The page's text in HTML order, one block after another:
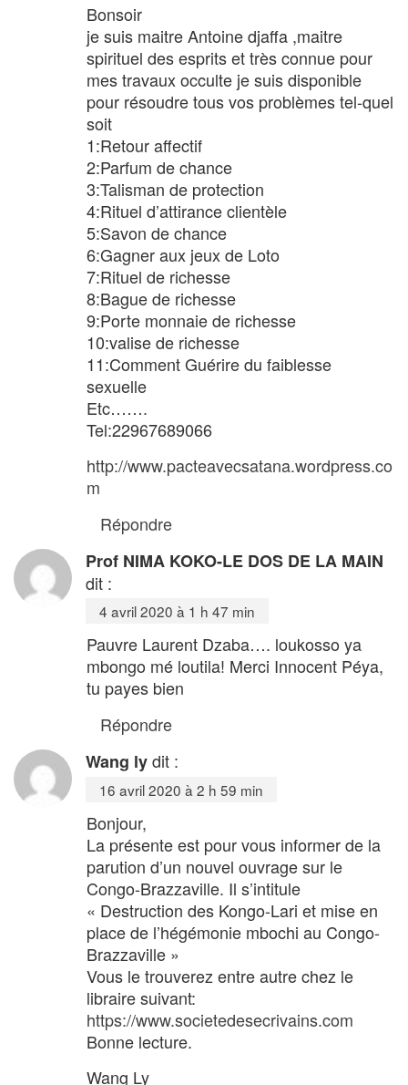
Bonsoir
je suis maitre Antoine djaffa ,maitre
spirituel des esprits et très connue pour
mes travaux occulte je suis disponible
pour résoudre tous vos problèmes tel-quel
soit
1:Retour affectif
2:Parfum de chance
3:Talisman de protection
4:Rituel d’attirance clientèle
5:Savon de chance
6:Gagner aux jeux de Loto
7:Rituel de richesse
8:Bague de richesse
9:Porte monnaie de richesse
10:valise de richesse
11:Comment Guérire du faiblesse
sexuelle
Etc…….
Tel:22967689066
http://www.pacteavecsatana.wordpress.co
m
Répondre
Prof NIMA KOKO-LE DOS DE LA MAIN
dit :
4 avril 2020 à 1 h 47 min
Pauvre Laurent Dzaba…. loukosso ya
mbongo mé loutila! Merci Innocent Péya,
tu payes bien
Répondre
Wang lydit :
16 avril 2020 à 2 h 59 min
Bonjour,
La présente est pour vous informer de la
parution d’un nouvel ouvrage sur le
Congo-Brazzaville. Il s’intitule
« Destruction des Kongo-Lari et mise en
place de l’hégémonie mbochi au Congo-
Brazzaville »
Vous le trouverez entre autre chez le
libraire suivant:
https://www.societedesecrivains.com
Bonne lecture.
Wang Ly